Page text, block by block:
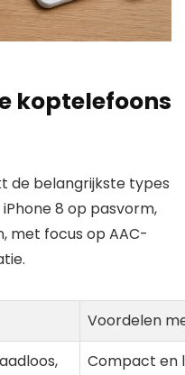
koptelefoons
de belangrijkste types
8 op pasvorm,
met focus op AAC-
Voordelen
Compact en